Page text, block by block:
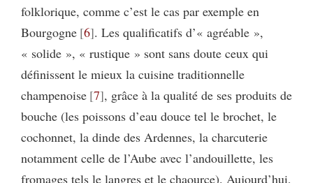
folklorique, comme c’est le cas par exemple en
Bourgogne 6 . Les qualificatifs d’« agréable »,
« solide », « rustique » sont sans doute ceux qui
définissent le mieux la cuisine traditionnelle
champenoise 7 , grâce à la qualité de ses produits de
bouche (les poissons d’eau douce tel le brochet, le
cochonnet, la dinde des Ardennes, la charcuterie
notamment celle de l’Aube avec l’andouillette, les
fromages tels le langres et le chaource). Aujourd’hui,